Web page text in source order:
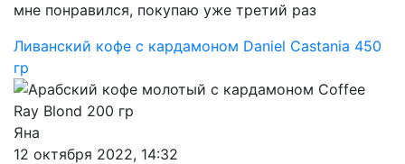
мне понравился, покупаю уже третий раз
Ливанский кофе с кардамоном Daniel Castania 450
гр
Яна
12 октября 2022, 14:32